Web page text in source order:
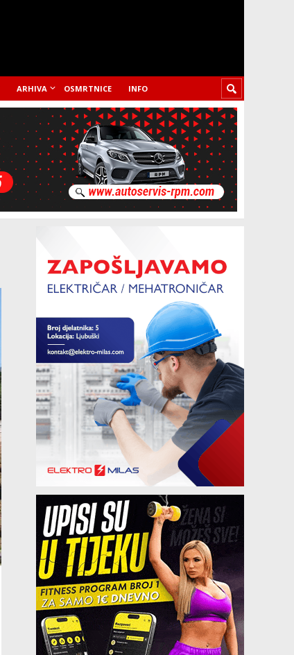
ARHIVA OSMRTNICE INFO